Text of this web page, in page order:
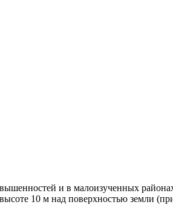
и в малоизученных
10 м над поверхностью земли